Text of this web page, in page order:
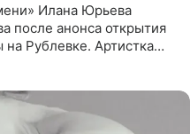
Илана Юрьева
после анонса открытия
на Рублевке. Артистка